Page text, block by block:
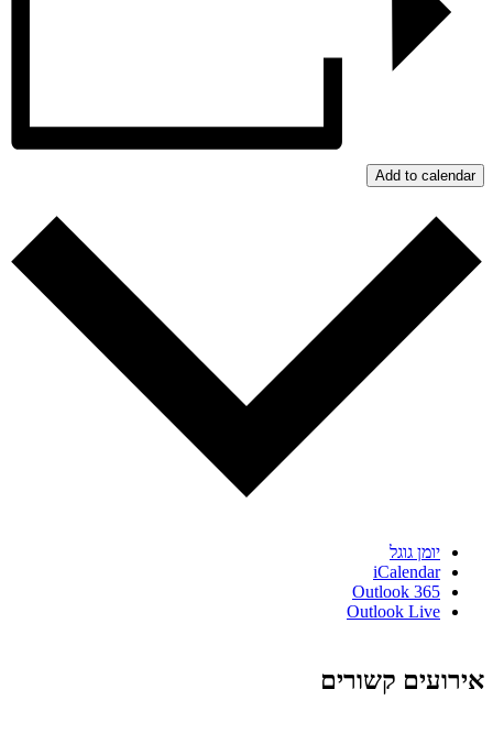
Add to calendar
יומן גוגל
iCalendar
Outlook 365
Outlook Live
אירועים קשורים